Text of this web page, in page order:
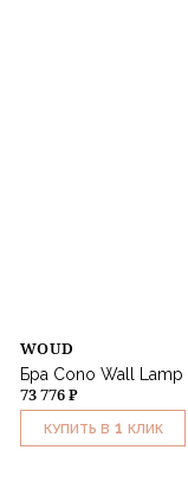
WOUD
Бра Cono Wall Lamp
73 776 ₽
КУПИТЬ В 1 КЛИК